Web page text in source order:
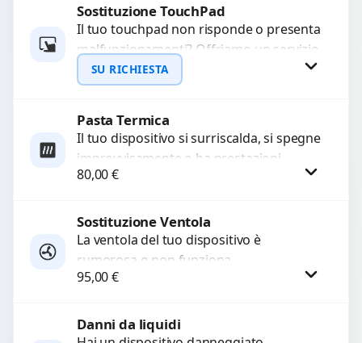
Richiedi Preventivo
WhatsApp
Sostituzione TouchPad
Il tuo touchpad non risponde o presenta
malfunzionamenti? Offriamo un servizio
di sostituzione professionale utilizzando
ricambi di alta qualità garantiti...
SU RICHIESTA
Richiedi Preventivo
Pasta Termica
Il tuo dispositivo si surriscalda, si spegne
improvvisamente o ha prestazioni
rallentate a causa di polvere o pasta
80,00€
Procedi
Sostituzione Ventola
La ventola del tuo dispositivo è
rumorosa o non funziona
correttamente? Offriamo la sostituzione
garantiti...
95,00€
Procedi
Danni da liquidi